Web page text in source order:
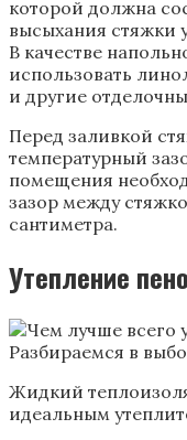
которой должна
высыхания стяжки
В качестве
использовать
и другие
Перед заливкой
температурный
помещения
зазор между
сантиметра.
Утепление
Жидкий
идеальным